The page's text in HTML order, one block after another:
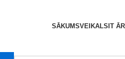
SĀKUMSVEIKALS IT